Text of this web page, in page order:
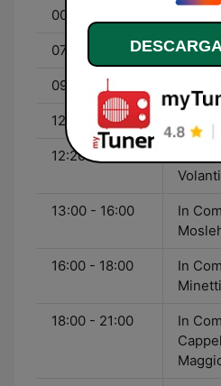
00:00 - 07:00
07:00 - 09:00
09:00 - 12:00 In
12:00 - 12:20
12:20 - 13:00
In
Volanti
13:00 - 16:00
In
16:00 - 18:00
In
18:00 - 21:00
In